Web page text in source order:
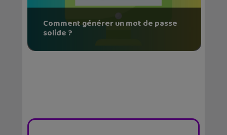
Comment générer un mot de passe
solide ?